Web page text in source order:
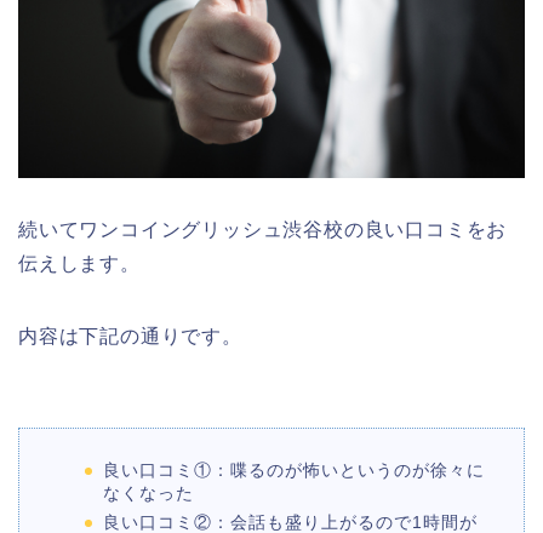
続いてワンコイングリッシュ渋谷校の良い口コミをお
伝えします。
内容は下記の通りです。
良い口コミ①：喋るのが怖いというのが徐々に
なくなった
良い口コミ②：会話も盛り上がるので1時間が